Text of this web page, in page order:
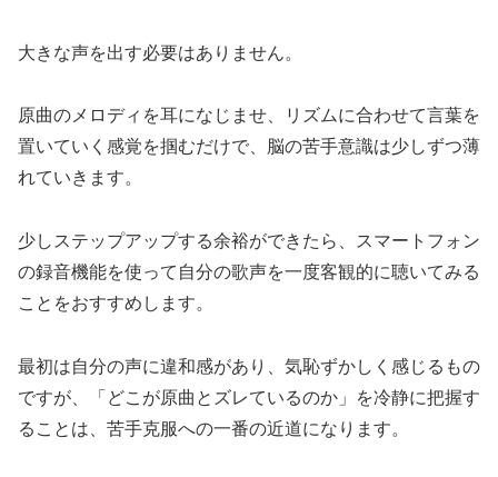
大きな声を出す必要はありません。
原曲のメロディを耳になじませ、リズムに合わせて言葉を
置いていく感覚を掴むだけで、脳の苦手意識は少しずつ薄
れていきます。
少しステップアップする余裕ができたら、スマートフォン
の録音機能を使って自分の歌声を一度客観的に聴いてみる
ことをおすすめします。
最初は自分の声に違和感があり、気恥ずかしく感じるもの
ですが、「どこが原曲とズレているのか」を冷静に把握す
ることは、苦手克服への一番の近道になります。